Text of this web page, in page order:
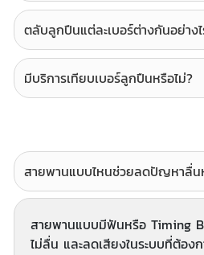
ตลับลูกปืนแต่ละเบอร์ต่างกันอย่าง
มีบริการเทียบเบอร์ลูกปืนหรือไม่?
สายพานแบบไหนช่วยลดปัญหาลื่น
สายพานแบบมีฟันหรือ Timing
ไม่ลื่น และลดเสียงในระบบที่ต้อง